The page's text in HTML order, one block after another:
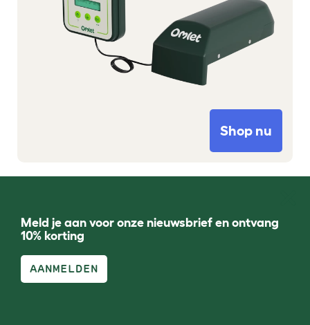
Shop nu
Meld je aan voor onze nieuwsbrief en ontvang
10% korting
AANMELDEN